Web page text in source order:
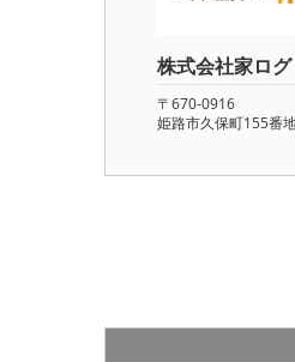
株式会社家ログ
〒670-0916
姫路市久保町155番